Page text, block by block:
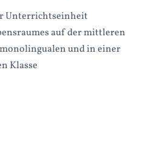
Unterrichtseinheit
auf der mittleren
und in einer
Klasse